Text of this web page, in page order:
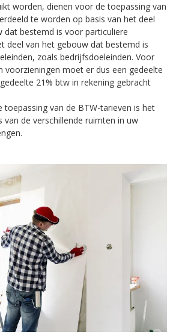
worden, dienen voor de toepassing van
te worden op basis van het deel
dat bestemd is voor particuliere
deel van het gebouw dat bestemd is
zoals bedrijfsdoeleinden. Voor
voorzieningen moet er dus een gedeelte
21% btw in rekening gebracht
toepassing van de BTW-tarieven is het
van de verschillende ruimten in uw